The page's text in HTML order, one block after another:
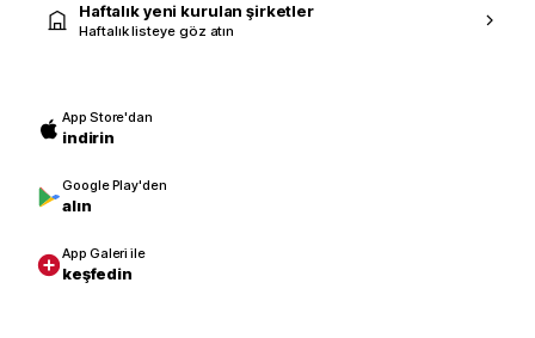
Haftalık yeni kurulan şirketler
Haftalık listeye göz atın
App Store'dan
indirin
Google Play'den
alın
App Galeri ile
keşfedin